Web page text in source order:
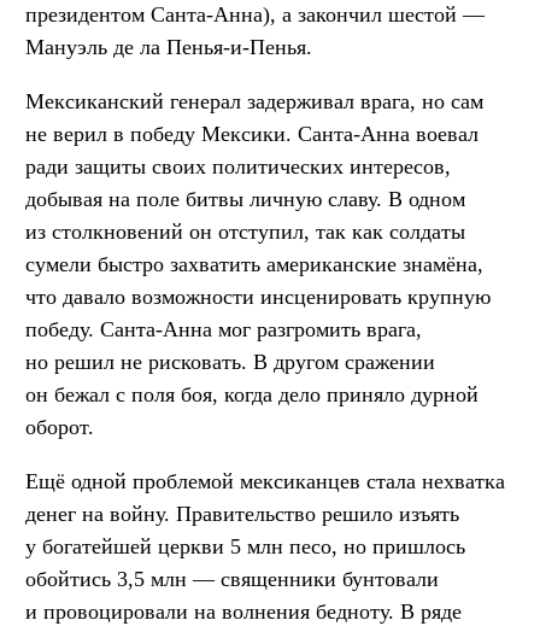
президентом Санта-Анна), а закончил шестой —
Мануэль де ла Пенья-и-Пенья.
Мексиканский генерал задерживал врага, но сам
не верил в победу Мексики. Санта-Анна воевал
ради защиты своих политических интересов,
добывая на поле битвы личную славу. В одном
из столкновений он отступил, так как солдаты
сумели быстро захватить американские знамёна,
что давало возможности инсценировать крупную
победу. Санта-Анна мог разгромить врага,
но решил не рисковать. В другом сражении
он бежал с поля боя, когда дело приняло дурной
оборот.
Ещё одной проблемой мексиканцев стала нехватка
денег на войну. Правительство решило изъять
у богатейшей церкви 5 млн песо, но пришлось
обойтись 3,5 млн — священники бунтовали
и провоцировали на волнения бедноту. В ряде